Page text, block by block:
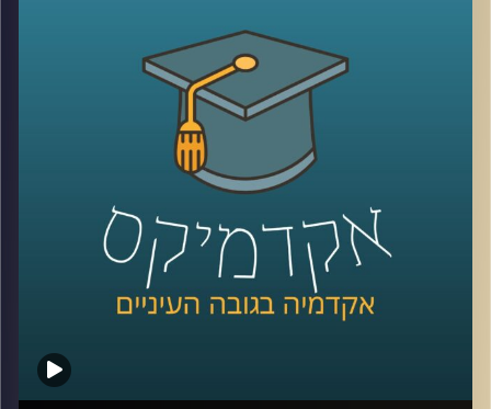
שמירה על קשר עם חברים, מציאת עבודה, אבל גם המון דברים
שליליים, אנחנו נחשפים לדברים שעושים לנו רע, מתגברים
יכולים לפתח הפרעות אכילה או דיכאון ועל אף שרובנו מבינים
את הנזקים הפוטנציאלים קשה לנו להתנתק או אפילו להמעיט
אז מה אפשר לעשות?
כדי לענות על השאלה הזו הצטרף אליי היום פרופ׳ צחי חייט,
ראש ההתמחות השיווקית בביה"ס סמי עופר לתקשורת.
קרדיט תמונות:AudioVersity